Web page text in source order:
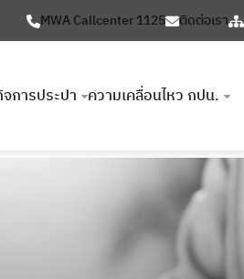
MWA Callcenter 1125 ติดต่อเรา
การประปา ความเคลื่อนไหว กปน.